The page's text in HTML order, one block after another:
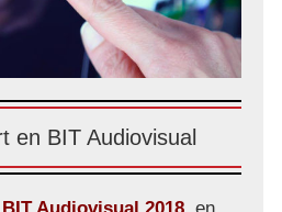
en BIT Audiovisual
BIT Audiovisual 2018 , en